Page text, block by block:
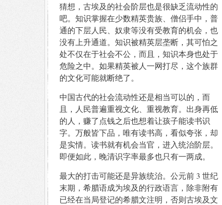
猜想，古埃及的社会阶层也是很缺乏流动性的
吧。知识掌握在少数精英贵族、僧侣手中，普
通的下层人民、奴隶等没有受教育的机会，也
没有上升通道。知识被精英层垄断，其可怕之
处不仅在于社会不公，而且，知识本身也处于
危险之中。如果精英被人一网打尽，这个族群
的文化可能就断绝了。
中国古代的社会流动性还是相当可以的，而
且，人民普遍重视文化、重视教育。出身再低
的人，赚了点钱之后也想着让孩子能读书识
字。万般皆下品，唯有读书高，看似夸张，却
是实情。读书就有机会当官，进入统治阶层。
即便如此，晚清识字率最多也只有一两成。
最大的打击可能还是异族统治。公元前 3 世纪
末期，希腊语成为埃及的行政语言，除非附有
已经在当局登记的希腊文注明，否则古埃及文